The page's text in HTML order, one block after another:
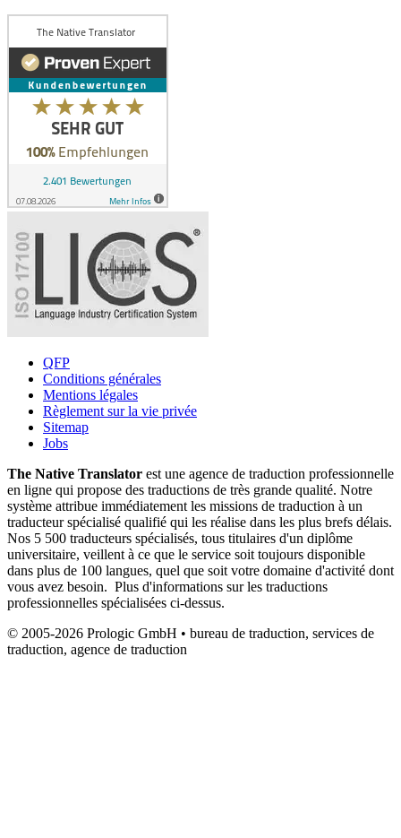
QFP
Conditions générales
Mentions légales
Règlement sur la vie privée
Sitemap
Jobs
The Native Translator est une agence de traduction professionnelle
en ligne qui propose des traductions de très grande qualité. Notre
système attribue immédiatement les missions de traduction à un
traducteur spécialisé qualifié qui les réalise dans les plus brefs délais.
Nos 5 500 traducteurs spécialisés, tous titulaires d'un diplôme
universitaire, veillent à ce que le service soit toujours disponible
dans plus de 100 langues, quel que soit votre domaine d'activité dont
vous avez besoin. Plus d'informations sur les traductions
professionnelles spécialisées ci-dessus.
© 2005-2026 Prologic GmbH • bureau de traduction, services de
traduction, agence de traduction